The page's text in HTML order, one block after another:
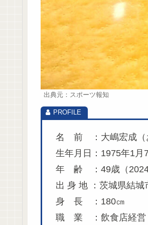
出典元：スポーツ報知
名 前 ：大嶋宏成（
生年月日：1975年1月
年 齢 ：49歳（2024
出 身 地 ：茨城県結城
身 長 ：180㎝
職 業 ：飲食店経営